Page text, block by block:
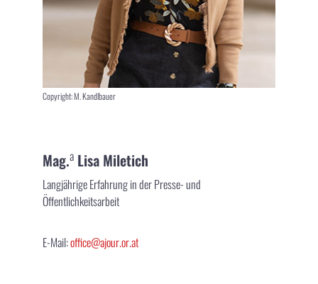
Copyright: M. Kandlbauer
Mag.a Lisa Miletich
Langjährige Erfahrung in der Presse- und
Öffentlichkeitsarbeit
E-Mail:office@ajour.or.at